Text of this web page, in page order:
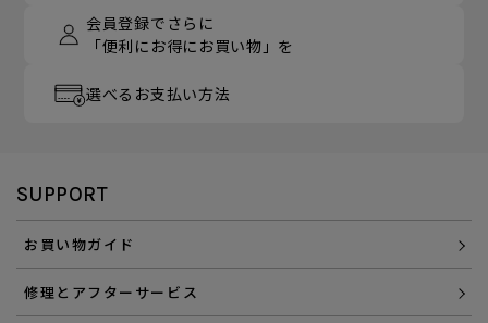
会員登録でさらに
「便利にお得にお買い物」を
選べるお支払い方法
SUPPORT
お買い物ガイド
修理とアフターサービス